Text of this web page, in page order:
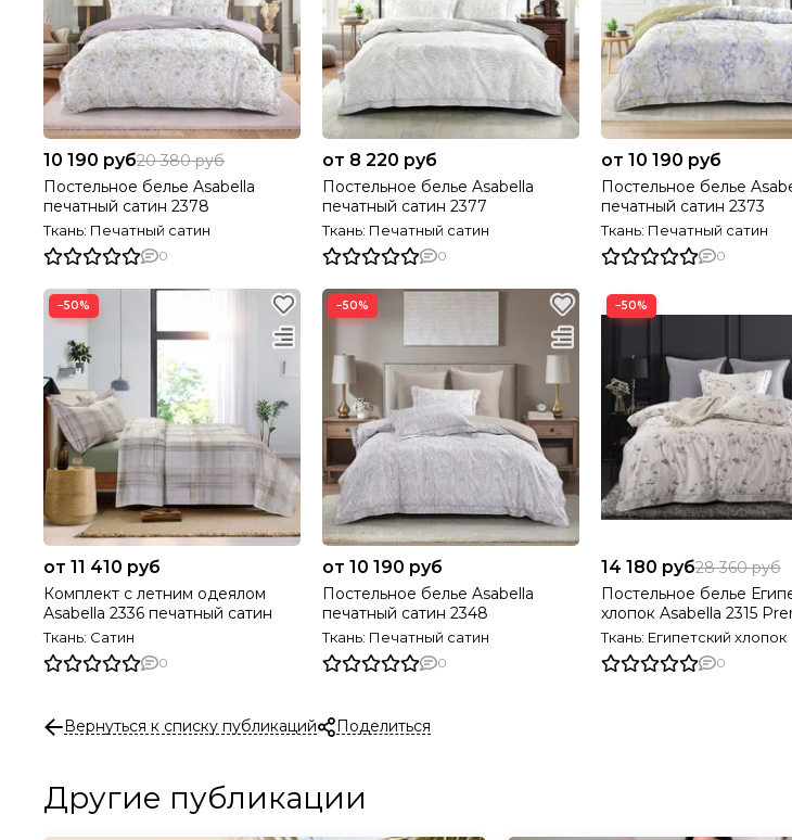
10 190 руб20 380 руб
Постельное белье Asabella
печатный сатин 2378
Ткань: Печатный сатин
0
от 8 220 руб
Постельное белье Asabella
печатный сатин 2377
Ткань: Печатный сатин
0
от 10 190 руб
Постельное белье
печатный сатин 2373
Ткань: Печатный сатин
0
−50%
от 11 410 руб
Комплект с летним одеялом
Asabella 2336 печатный сатин
Ткань: Сатин
0
−50%
от 10 190 руб
Постельное белье Asabella
печатный сатин 2348
Ткань: Печатный сатин
0
−50%
14 180 руб28 360 руб
Постельное белье
хлопок Asabella 2315
Ткань: Египетский хлопок
0
Вернуться к списку публикаций Поделиться
Другие публикации